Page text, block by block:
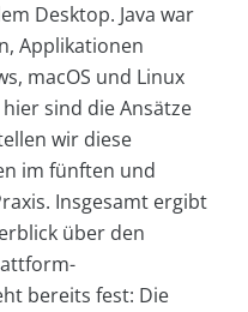
Desktop. Java war
Applikationen
macOS und Linux
sind die Ansätze
wir diese
im fünften und
Insgesamt ergibt
über den
bereits fest: Die